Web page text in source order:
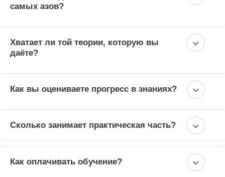
самых азов?
Хватает ли той теории, которую вы
даёте?
Как вы оцениваете прогресс в знаниях?
Сколько занимает практическая часть?
Как оплачивать обучение?